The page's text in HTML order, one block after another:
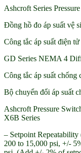
Ashcroft Series
Đồng hồ đo áp suất vệ
Công tắc áp suất điện
GD Series NEMA 4
Công tắc áp suất
Bộ chuyển đổi áp suất
Ashcroft Pressure
X6B Series
– Setpoint
200 to 15,000 psi, +/-